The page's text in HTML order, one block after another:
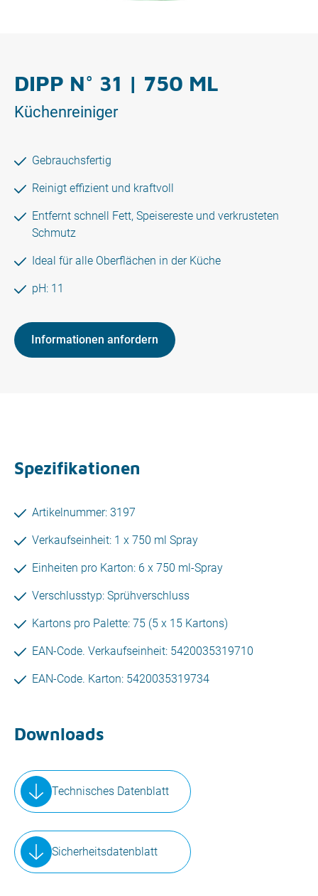
DIPP N° 31 | 750 ML
Küchenreiniger
Gebrauchsfertig
Reinigt effizient und kraftvoll
Entfernt schnell Fett, Speisereste und verkrusteten
Schmutz
Ideal für alle Oberflächen in der Küche
pH: 11
Informationen anfordern
Spezifikationen
Artikelnummer: 3197
Verkaufseinheit: 1 x 750 ml Spray
Einheiten pro Karton: 6 x 750 ml-Spray
Verschlusstyp: Sprühverschluss
Kartons pro Palette: 75 (5 x 15 Kartons)
EAN-Code. Verkaufseinheit: 5420035319710
EAN-Code. Karton: 5420035319734
Downloads
Technisches Datenblatt
Sicherheitsdatenblatt